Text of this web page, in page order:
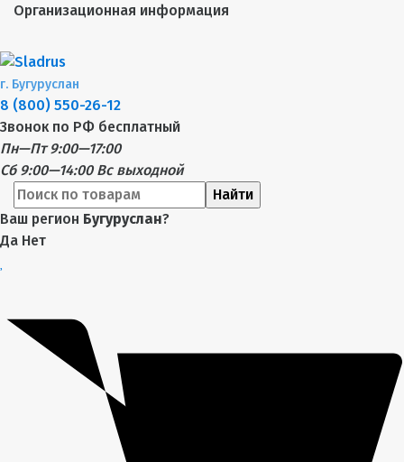
Организационная информация
г. Бугуруслан
8 (800) 550-26-12
Звонок по РФ бесплатный
Пн—Пт 9:00—17:00
Сб 9:00—14:00 Вс выходной
Найти
Ваш регион Бугуруслан?
Да Нет